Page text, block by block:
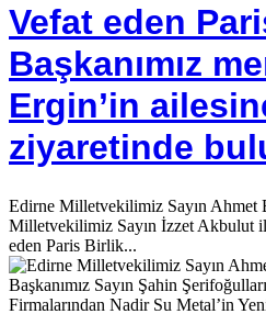
Vefat eden
Başkanımız
Ergin’in
ziyaretinde
Edirne Milletvekilimiz Sayın Ahmet
Milletvekilimiz Sayın İzzet Akbulut
eden Paris Birlik...